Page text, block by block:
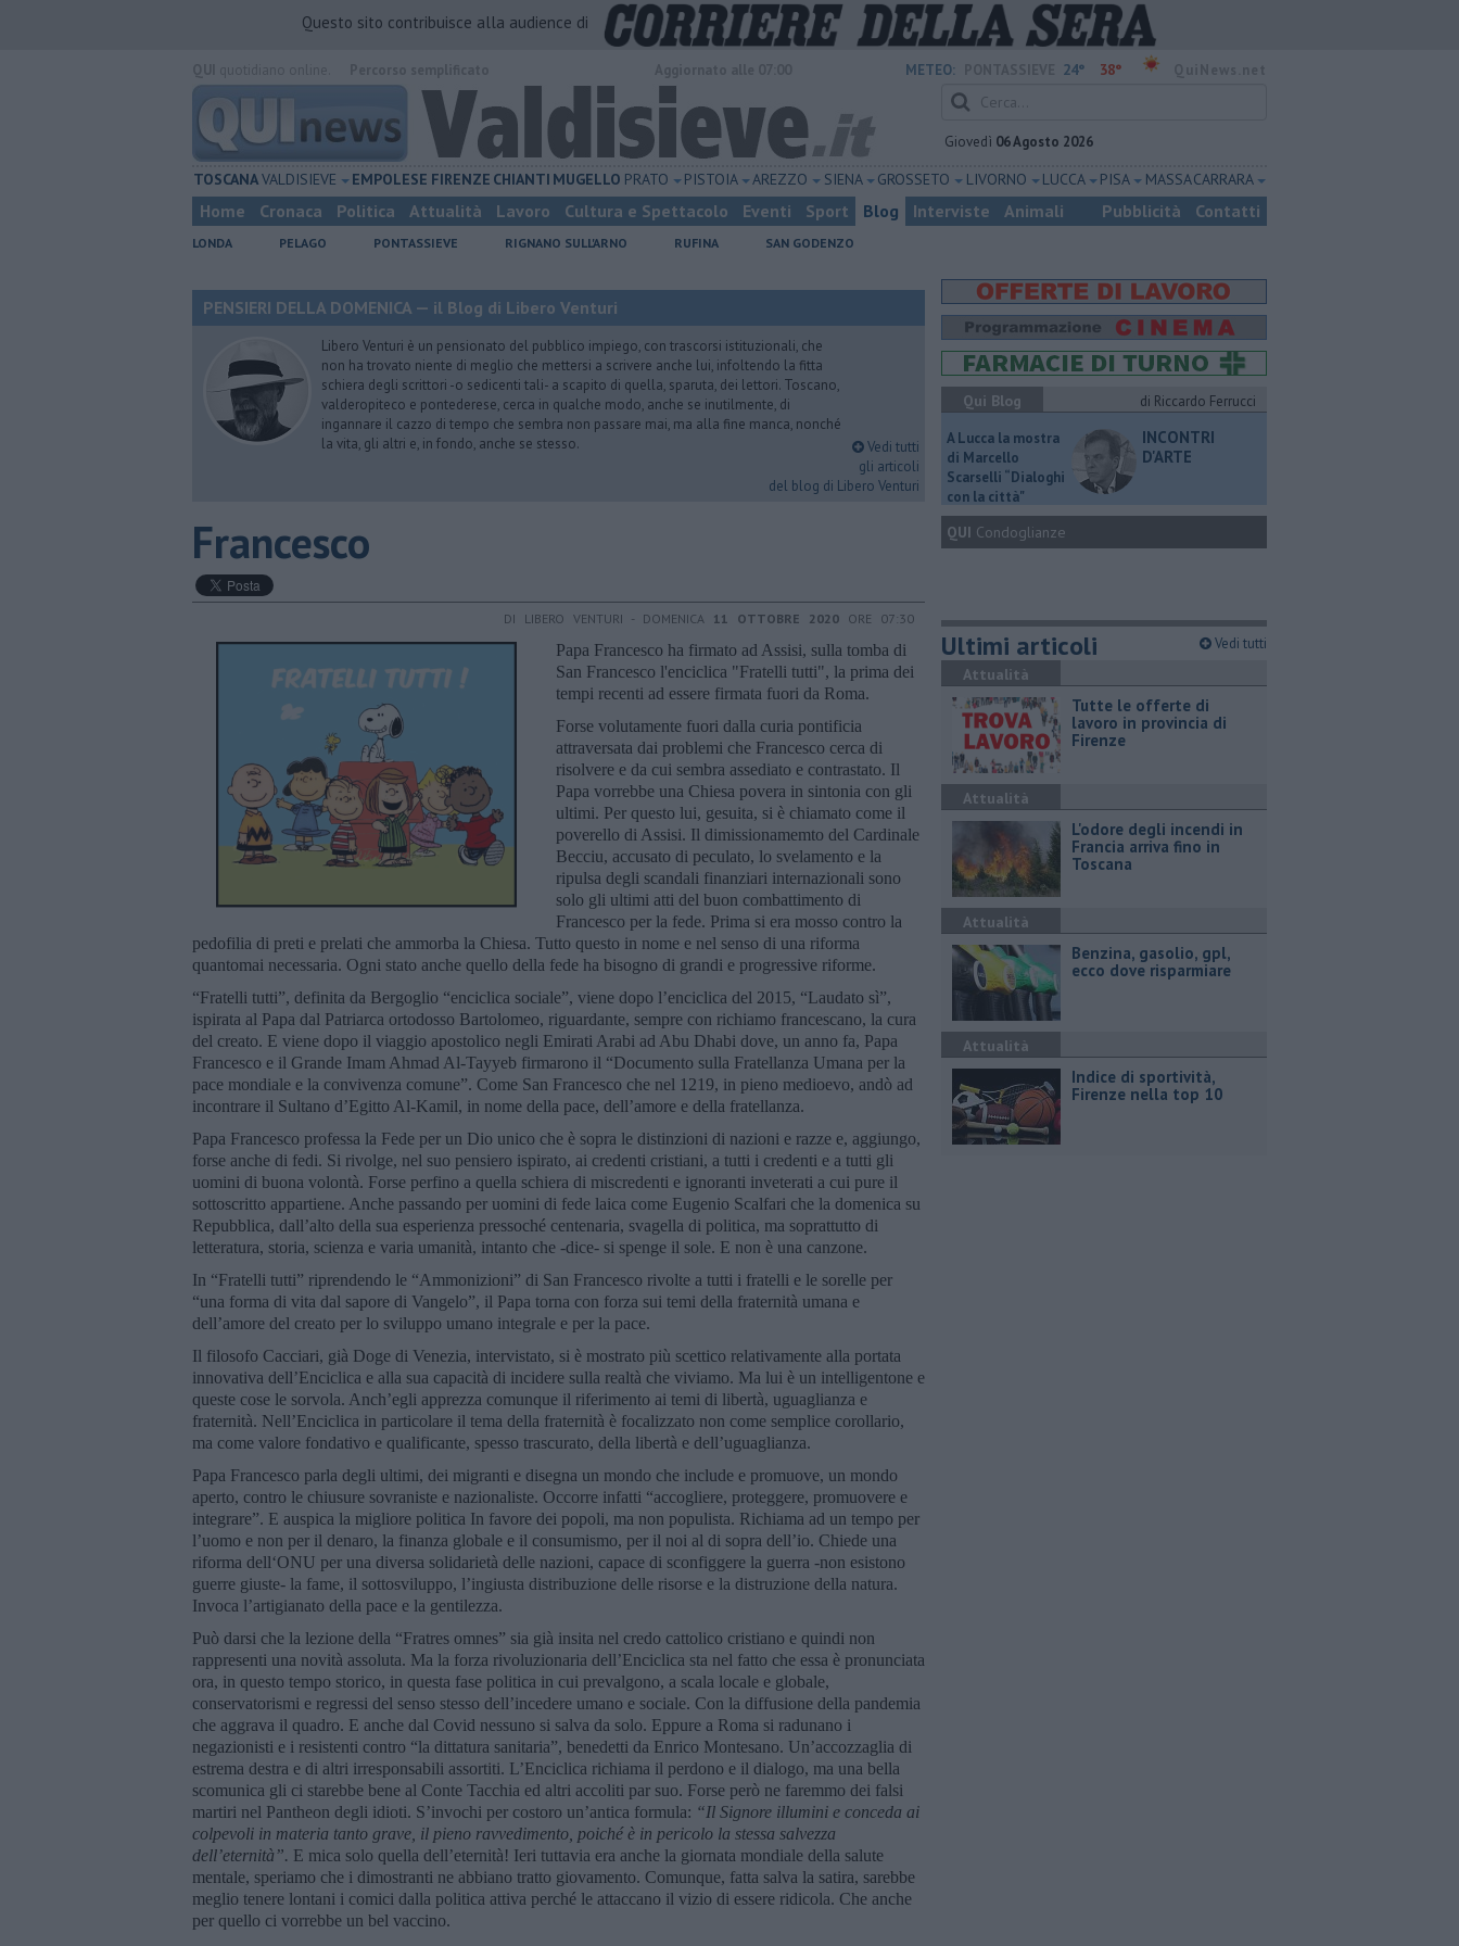
Questo sito contribuisce alla audience di
METEO: 24° 38°
Giovedì 06 Agosto 2026
TOSCANAVALDISIEVE EMPOLESE FIRENZE CHIANTI MUGELLO PRATO PISTOIA AREZZO SIENA GROSSETO LIVORNO LUCCA PISA MASSA CARRARA
Home Cronaca Politica Attualità Lavoro Cultura e Spettacolo Eventi Sport Blog Interviste Animali Pubblicità Contatti
LONDA PELAGO PONTASSIEVE RIGNANO SULL'ARNO RUFINA SAN GODENZO
PENSIERI DELLA DOMENICA — il Blog di Libero Venturi
Libero Venturi è un pensionato del pubblico impiego, con trascorsi istituzionali, che
non ha trovato niente di meglio che mettersi a scrivere anche lui, infoltendo la fitta
schiera degli scrittori -o sedicenti tali- a scapito di quella, sparuta, dei lettori. Toscano,
valderopiteco e pontederese, cerca in qualche modo, anche se inutilmente, di
ingannare il cazzo di tempo che sembra non passare mai, ma alla fine manca, nonché
la vita, gli altri e, in fondo, anche se stesso.
Vedi tutti
gli articoli
del blog di Libero Venturi
Francesco
DI LIBERO VENTURI - DOMENICA 11 OTTOBRE 2020 ORE 07:30
Papa Francesco ha firmato ad Assisi, sulla tomba di
San Francesco l'enciclica "Fratelli tutti", la prima dei
tempi recenti ad essere firmata fuori da Roma.
Forse volutamente fuori dalla curia pontificia
attraversata dai problemi che Francesco cerca di
risolvere e da cui sembra assediato e contrastato. Il
Papa vorrebbe una Chiesa povera in sintonia con gli
ultimi. Per questo lui, gesuita, si è chiamato come il
poverello di Assisi. Il dimissionamemto del Cardinale
Becciu, accusato di peculato, lo svelamento e la
ripulsa degli scandali finanziari internazionali sono
solo gli ultimi atti del buon combattimento di
Francesco per la fede. Prima si era mosso contro la
pedofilia di preti e prelati che ammorba la Chiesa. Tutto questo in nome e nel senso di una riforma
quantomai necessaria. Ogni stato anche quello della fede ha bisogno di grandi e progressive riforme.
“Fratelli tutti”, definita da Bergoglio “enciclica sociale”, viene dopo l’enciclica del 2015, “Laudato sì”,
ispirata al Papa dal Patriarca ortodosso Bartolomeo, riguardante, sempre con richiamo francescano, la cura
del creato. E viene dopo il viaggio apostolico negli Emirati Arabi ad Abu Dhabi dove, un anno fa, Papa
Francesco e il Grande Imam Ahmad Al-Tayyeb firmarono il “Documento sulla Fratellanza Umana per la
pace mondiale e la convivenza comune”. Come San Francesco che nel 1219, in pieno medioevo, andò ad
incontrare il Sultano d’Egitto Al-Kamil, in nome della pace, dell’amore e della fratellanza.
Papa Francesco professa la Fede per un Dio unico che è sopra le distinzioni di nazioni e razze e, aggiungo,
forse anche di fedi. Si rivolge, nel suo pensiero ispirato, ai credenti cristiani, a tutti i credenti e a tutti gli
uomini di buona volontà. Forse perfino a quella schiera di miscredenti e ignoranti inveterati a cui pure il
sottoscritto appartiene. Anche passando per uomini di fede laica come Eugenio Scalfari che la domenica su
Repubblica, dall’alto della sua esperienza pressoché centenaria, svagella di politica, ma soprattutto di
letteratura, storia, scienza e varia umanità, intanto che -dice- si spenge il sole. E non è una canzone.
In “Fratelli tutti” riprendendo le “Ammonizioni” di San Francesco rivolte a tutti i fratelli e le sorelle per
“una forma di vita dal sapore di Vangelo”, il Papa torna con forza sui temi della fraternità umana e
dell’amore del creato per lo sviluppo umano integrale e per la pace.
Il filosofo Cacciari, già Doge di Venezia, intervistato, si è mostrato più scettico relativamente alla portata
innovativa dell’Enciclica e alla sua capacità di incidere sulla realtà che viviamo. Ma lui è un intelligentone e
queste cose le sorvola. Anch’egli apprezza comunque il riferimento ai temi di libertà, uguaglianza e
fraternità. Nell’Enciclica in particolare il tema della fraternità è focalizzato non come semplice corollario,
ma come valore fondativo e qualificante, spesso trascurato, della libertà e dell’uguaglianza.
Papa Francesco parla degli ultimi, dei migranti e disegna un mondo che include e promuove, un mondo
aperto, contro le chiusure sovraniste e nazionaliste. Occorre infatti “accogliere, proteggere, promuovere e
integrare”. E auspica la migliore politica In favore dei popoli, ma non populista. Richiama ad un tempo per
l’uomo e non per il denaro, la finanza globale e il consumismo, per il noi al di sopra dell’io. Chiede una
riforma dell‘ONU per una diversa solidarietà delle nazioni, capace di sconfiggere la guerra -non esistono
guerre giuste- la fame, il sottosviluppo, l’ingiusta distribuzione delle risorse e la distruzione della natura.
Invoca l’artigianato della pace e la gentilezza.
Può darsi che la lezione della “Fratres omnes” sia già insita nel credo cattolico cristiano e quindi non
rappresenti una novità assoluta. Ma la forza rivoluzionaria dell’Enciclica sta nel fatto che essa è pronunciata
ora, in questo tempo storico, in questa fase politica in cui prevalgono, a scala locale e globale,
conservatorismi e regressi del senso stesso dell’incedere umano e sociale. Con la diffusione della pandemia
che aggrava il quadro. E anche dal Covid nessuno si salva da solo. Eppure a Roma si radunano i
negazionisti e i resistenti contro “la dittatura sanitaria”, benedetti da Enrico Montesano. Un’accozzaglia di
estrema destra e di altri irresponsabili assortiti. L’Enciclica richiama il perdono e il dialogo, ma una bella
scomunica gli ci starebbe bene al Conte Tacchia ed altri accoliti par suo. Forse però ne faremmo dei falsi
martiri nel Pantheon degli idioti. S’invochi per costoro un’antica formula: “Il Signore illumini e conceda ai
colpevoli in materia tanto grave, il pieno ravvedimento, poiché è in pericolo la stessa salvezza
dell’eternità”. E mica solo quella dell’eternità! Ieri tuttavia era anche la giornata mondiale della salute
mentale, speriamo che i dimostranti ne abbiano tratto giovamento. Comunque, fatta salva la satira, sarebbe
meglio tenere lontani i comici dalla politica attiva perché le attaccano il vizio di essere ridicola. Che anche
per quello ci vorrebbe un bel vaccino.
Qui Blog
di Riccardo Ferrucci
A Lucca la mostra
di Marcello
Scarselli “Dialoghi
con la città"
INCONTRI
D'ARTE
QUI Condoglianze
Ultimi articoli Vedi tutti
Attualità
​Tutte le offerte di
lavoro in provincia di
Firenze
Attualità
L'odore degli incendi in
Francia arriva fino in
Toscana
Attualità
​Benzina, gasolio, gpl,
ecco dove risparmiare
Attualità
Indice di sportività,
Firenze nella top 10